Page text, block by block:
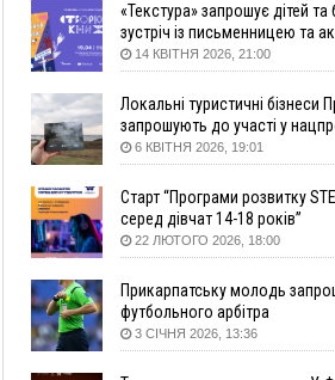
Вчора
18:46 ФОТО У Польщі невідомі скоїли
могилою УПА
17:45
Сили оборони уразила
кораблі берегової охорони фсб у
побачать далеко за межами
16:42
Поблизу Франківська п'яний на
втікав від поліції
16:27
На Прикарпатті триває
вогнепальної зброї: уже
одиниці
«Текстура» запрошує дітей та
зустріч із письменницею та
Анною Повх
14 КВІТНЯ 2026, 21:00
Локальні туристичні бізнеси
запрошують до участі у
«Подорож до себе»
6 КВІТНЯ 2026, 19:01
Старт “Програми розвитку
серед дівчат 14-18 років”
22 ЛЮТОГО 2026, 18:00
Прикарпатську молодь
футбольного арбітра
3 СІЧНЯ 2026, 13:36